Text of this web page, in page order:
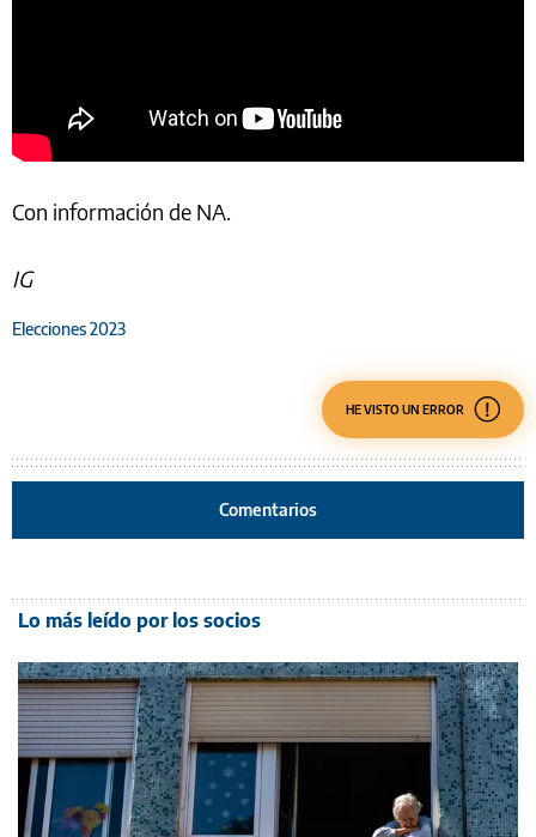
Con información de NA.
IG
Elecciones 2023
HE VISTO UN ERROR
Comentarios
Lo más leído por los socios